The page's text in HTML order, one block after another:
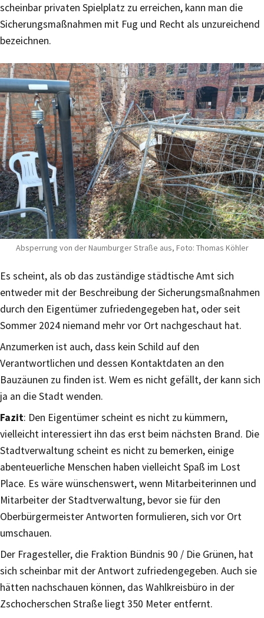
scheinbar privaten Spielplatz zu erreichen, kann man die
Sicherungsmaßnahmen mit Fug und Recht als unzureichend
bezeichnen.
Absperrung von der Naumburger Straße aus, Foto: Thomas Köhler
Es scheint, als ob das zuständige städtische Amt sich
entweder mit der Beschreibung der Sicherungsmaßnahmen
durch den Eigentümer zufriedengegeben hat, oder seit
Sommer 2024 niemand mehr vor Ort nachgeschaut hat.
Anzumerken ist auch, dass kein Schild auf den
Verantwortlichen und dessen Kontaktdaten an den
Bauzäunen zu finden ist. Wem es nicht gefällt, der kann sich
ja an die Stadt wenden.
Fazit: Den Eigentümer scheint es nicht zu kümmern,
vielleicht interessiert ihn das erst beim nächsten Brand. Die
Stadtverwaltung scheint es nicht zu bemerken, einige
abenteuerliche Menschen haben vielleicht Spaß im Lost
Place. Es wäre wünschenswert, wenn Mitarbeiterinnen und
Mitarbeiter der Stadtverwaltung, bevor sie für den
Oberbürgermeister Antworten formulieren, sich vor Ort
umschauen.
Der Fragesteller, die Fraktion Bündnis 90 / Die Grünen, hat
sich scheinbar mit der Antwort zufriedengegeben. Auch sie
hätten nachschauen können, das Wahlkreisbüro in der
Zschocherschen Straße liegt 350 Meter entfernt.